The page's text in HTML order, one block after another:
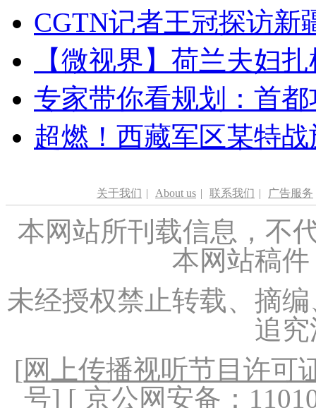
CGTN记者王冠探访新
【微视界】荷兰夫妇
专家带你看规划：首
超燃！西藏军区某特
关于我们 | About us | 联系我们 | 广告服务
本网站所刊载信息，不
本网站稿
未经授权禁止转载、摘
追
[网上传播视听节目许可
号] [ 京公网安备：